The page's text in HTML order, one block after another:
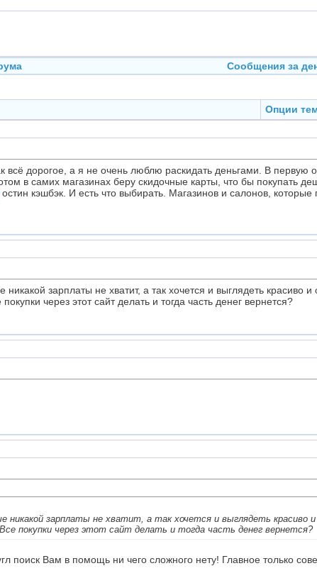
Сообщения за
Опции
дорогое, а я не очень люблю раскидать деньгами. В первую
в самих магазинах беру скидочные карты, что бы
остин кэшбэк. И есть что выбирать. Магазинов и салонов, которые
зарплаты не хватит, а так хочется и выглядеть красиво
через этот сайт делать и тогда часть денег вернется?
никакой зарплаты не хватит, а так хочется и выглядеть красиво
покупки через этот сайт делать и тогда часть денег вернется?
поиск Вам в помощь ни чего сложного нету! Главное только